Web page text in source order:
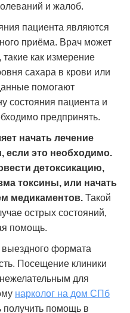
и жалоб.
пациента являются
приёма. Врач может
как измерение
сахара в крови или
помогают
состояния пациента и
предпринять.
начать лечение
если это необходимо.
детоксикацию,
токсины, или начать
медикаментов. Такой
острых состояний,
помощь.
формата
Посещение клиники
для
нарколог на дом СПб
получить помощь в